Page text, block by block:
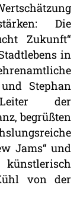
Die
Zukunft“
in
Stephan
der
begrüßten
Jams“ und
von der